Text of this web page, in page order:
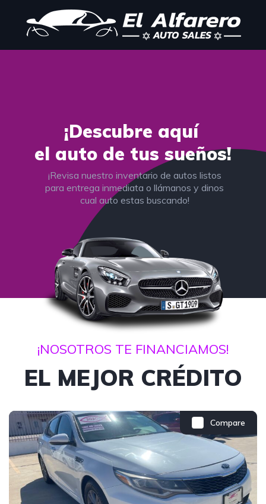
¡Descubre aquí
el auto de tus sueños!
¡Revisa nuestro inventario de autos listos
para entrega inmediata o llámanos y dinos
cual auto estas buscando!
¡NOSOTROS TE FINANCIAMOS!
EL MEJOR CRÉDITO
Compare